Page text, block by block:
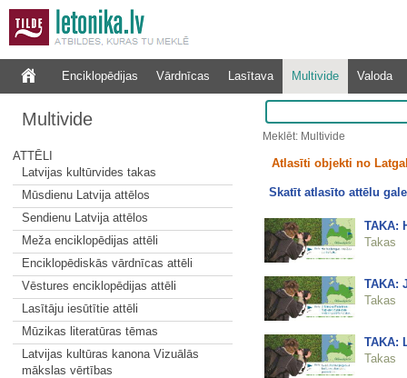
Enciklopēdijas Vārdnīcas Lasītava Multivide Valoda
Multivide
ATTĒLI
Latvijas kultūrvides takas
Mūsdienu Latvija attēlos
Sendienu Latvija attēlos
Meža enciklopēdijas attēli
Enciklopēdiskās vārdnīcas attēli
Vēstures enciklopēdijas attēli
Lasītāju iesūtītie attēli
Mūzikas literatūras tēmas
Latvijas kultūras kanona Vizuālās
mākslas vērtības
Meklēt: Multivide
Atlasīti objekti no
Skatīt atlasīto attēlu
TAKA:
Takas
TAKA:
Takas
TAKA:
Takas